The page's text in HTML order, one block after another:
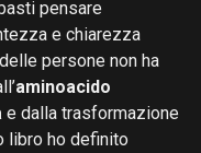
pensare
e chiarezza
persone non ha
aminoacido
e dalla trasformazione
libro ho definito